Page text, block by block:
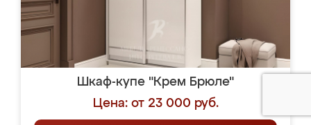
Шкаф-купе "Крем Брюле"
Цена: от 23 000 руб.